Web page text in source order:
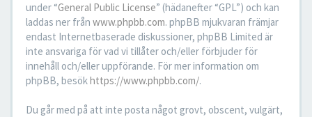
under “General Public License” (hädanefter “GPL”) och kan
laddas ner från www.phpbb.com. phpBB mjukvaran främjar
endast Internetbaserade diskussioner, phpBB Limited är
inte ansvariga för vad vi tillåter och/eller förbjuder för
innehåll och/eller uppförande. För mer information om
phpBB, besökhttps://www.phpbb.com/.
Du går med på att inte posta något grovt, obscent, vulgärt,